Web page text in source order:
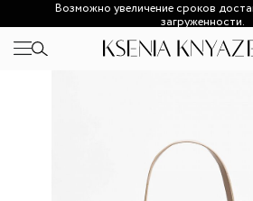
Возможно увеличение сроков
загруженности.